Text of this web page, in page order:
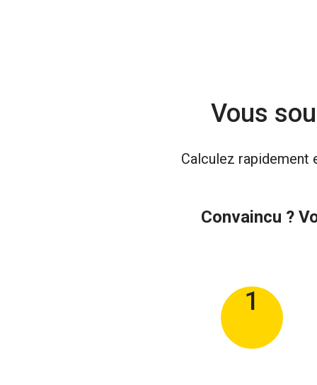
Vous
Calculez rapidement
Convaincu ?
1